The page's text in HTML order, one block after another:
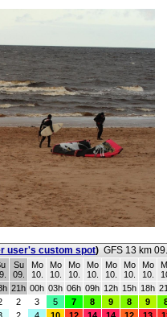
user's custom spot) GFS 13 km
Su
09.
Mo
10.
Mo
10.
Mo
10.
Mo
10.
Mo
10.
Mo
10.
Mo
10.
21h 00h 03h 06h 09h 12h 15h 18h
2 3 5 7 8 9 8 9